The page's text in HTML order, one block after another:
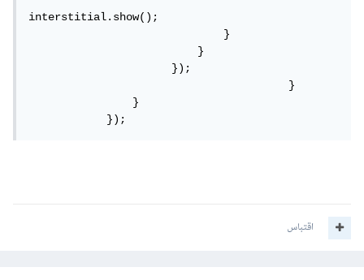
interstitial.show();
                              }
                          }
                      });
					}
                }
            });
اقتباس